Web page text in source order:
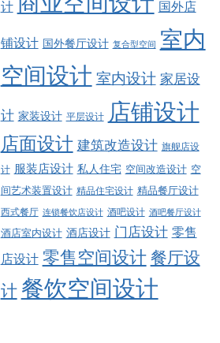
计 国外店
铺设计 国外餐厅设计 复合型空间
室内
空间设计 室内设计 家居设
计 家装设计 平层设计 店铺设计
店面设计 建筑改造设计 旗舰店设
计 服装店设计 私人住宅 空间改造设计 空
间艺术装置设计 精品住宅设计 精品餐厅设计
西式餐厅 连锁餐饮店设计 酒吧设计 酒吧餐厅设计
酒店室内设计 酒店设计 门店设计 零售
店设计 零售空间设计 餐厅设
计 餐饮空间设计